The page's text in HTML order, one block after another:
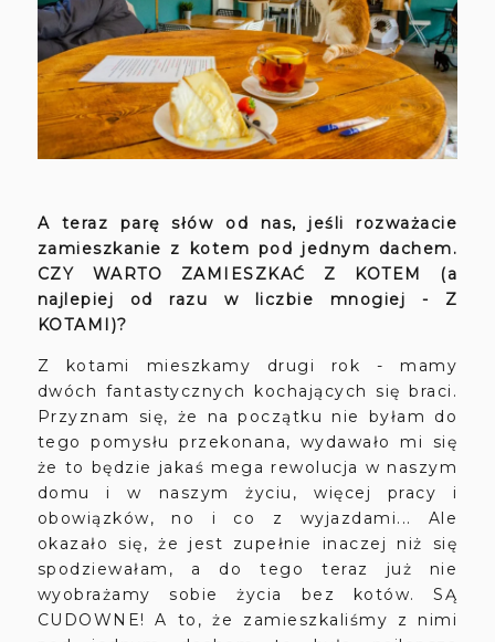
A teraz parę słów od nas, jeśli rozważacie
zamieszkanie z kotem pod jednym dachem.
CZY WARTO ZAMIESZKAĆ Z KOTEM (a
najlepiej od razu w liczbie mnogiej - Z
KOTAMI)?
Z kotami mieszkamy drugi rok - mamy
dwóch fantastycznych kochających się braci.
Przyznam się, że na początku nie byłam do
tego pomysłu przekonana, wydawało mi się
że to będzie jakaś mega rewolucja w naszym
domu i w naszym życiu, więcej pracy i
obowiązków, no i co z wyjazdami... Ale
okazało się, że jest zupełnie inaczej niż się
spodziewałam, a do tego teraz już nie
wyobrażamy sobie życia bez kotów. SĄ
CUDOWNE! A to, że zamieszkaliśmy z nimi